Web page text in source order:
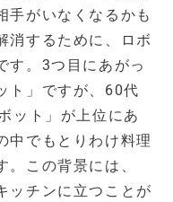
手がいなくなるかも
消するために、ロボ
す。3つ目にあがっ
ト」ですが、60代
ット」が上位にあ
中でもとりわけ料理
この背景には、
ッチンに立つことが